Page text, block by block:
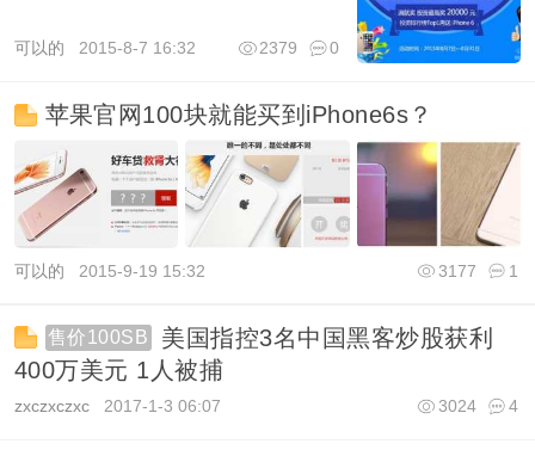
可以的 2015-8-7 16:32 0
2379
苹果官网100块就能买到iPhone6s？
可以的 2015-9-19 15:32 1
3177
售价100SB
美国指控3名中国黑客炒股获利
400万美元 1人被捕
zxczxczxc2017-1-3 06:07 4
3024